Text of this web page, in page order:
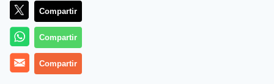
El guitarrista Malcolm Young, co-fundador de AC/DC
junto a su hermano Angus en 1973, ha sido internado
Compartir
Compartir
Compartir